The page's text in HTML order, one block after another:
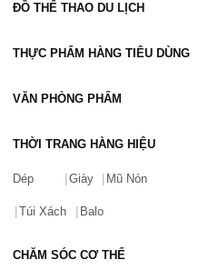
ĐỒ THỂ THAO DU LỊCH
THỰC PHẨM HÀNG TIÊU DÙNG
VĂN PHÒNG PHẨM
THỜI TRANG HÀNG HIỆU
Dép Giày Mũ Nón
Túi Xách Balo
CHĂM SÓC CƠ THỂ